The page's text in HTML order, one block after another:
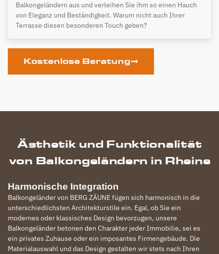
Balkongeländern aus und verleihen Sie ihm so einen Hauch
von Eleganz und Beständigkeit. Warum nicht auch Ihrer
Terrasse diesen besonderen Touch geben?
Kostenlose Beratung
Ästhetik und Funktionalität
von Balkongeländern in Rheine
Harmonische Integration
Balkongeländer von BERG ZÄUNE fügen sich harmonisch in die
unterschiedlichsten Architekturstile ein. Egal, ob Sie ein
modernes oder klassisches Design bevorzugen, unsere
Balkongeländer betonen den Charakter jeder Immobilie, sei es
ein privates Zuhause oder ein imposantes Firmengebäude. Die
Materialauswahl und das Design gestalten wir stets nach Ihren